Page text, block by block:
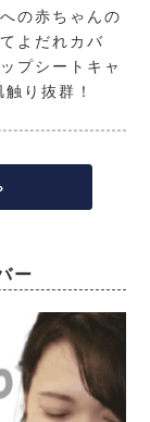
の赤ちゃんの
よだれカバ
プシートキャ
り抜群！
ー